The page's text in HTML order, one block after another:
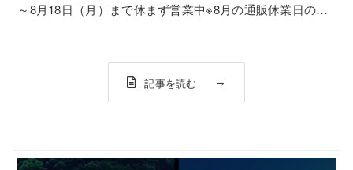
～8月18日（月）まで休まず営業中※8月の通販休業日のご
出荷致します。（恐れ...
記事を読む